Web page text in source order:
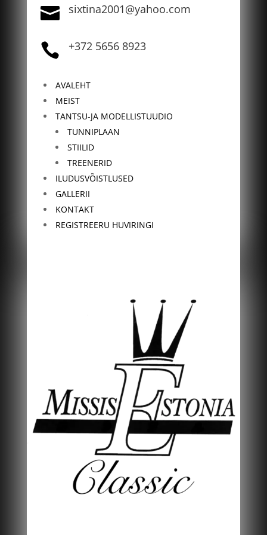
 sixtina2001@yahoo.com
 +372 5656 8923
AVALEHT
MEIST
TANTSU-JA MODELLISTUUDIO
TUNNIPLAAN
STIILID
TREENERID
ILUDUSVÕISTLUSED
GALLERII
KONTAKT
REGISTREERU HUVIRINGI